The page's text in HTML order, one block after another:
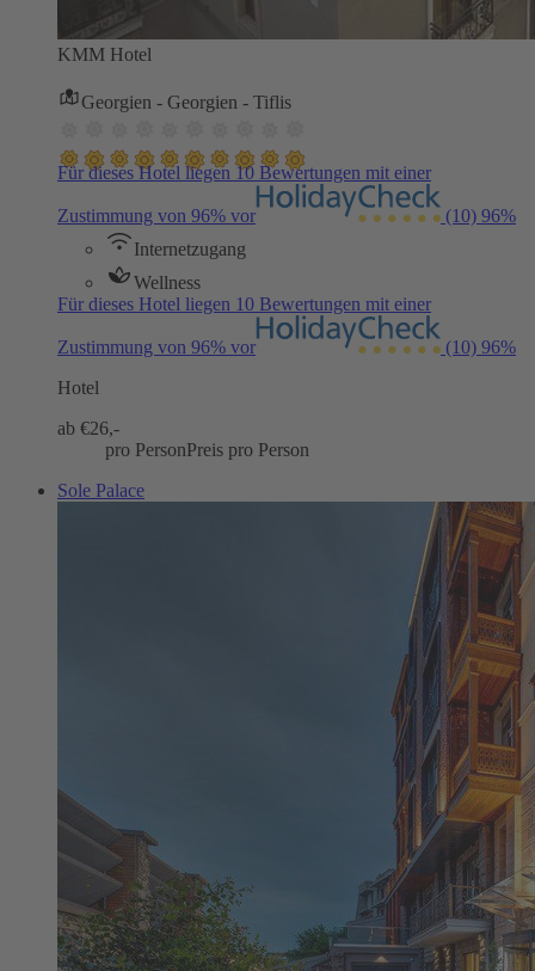
KMM Hotel
Georgien - Georgien - Tiflis
Für dieses Hotel liegen 10 Bewertungen mit einer
Zustimmung von 96% vor (10) 96%
Internetzugang
Wellness
Für dieses Hotel liegen 10 Bewertungen mit einer
Zustimmung von 96% vor (10) 96%
Hotel
ab €26,-
pro PersonPreis pro Person
Sole Palace